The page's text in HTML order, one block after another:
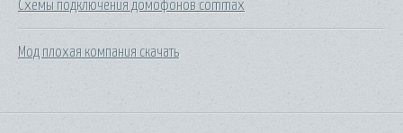
Схемы подключения домофонов commax
Мод плохая компания скачать